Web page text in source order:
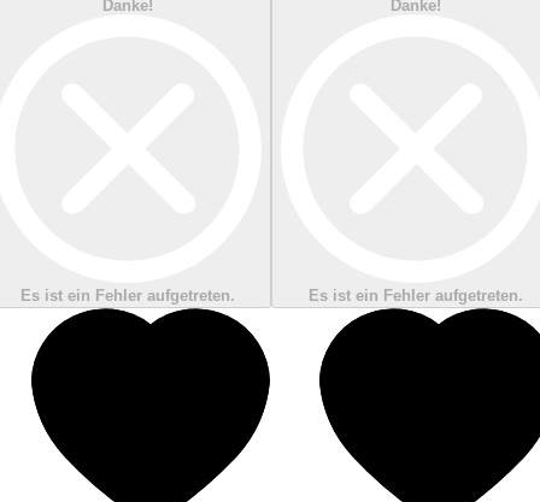
Danke!
Es ist ein Fehler aufgetreten.
Danke!
Es ist ein Fehler aufgetreten.